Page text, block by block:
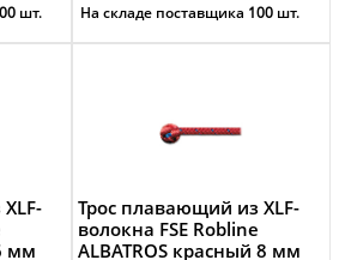
шт. На складе поставщика 100 шт.
мм
Трос плавающий из XLF-
волокна FSE Robline
ALBATROS красный 8 мм